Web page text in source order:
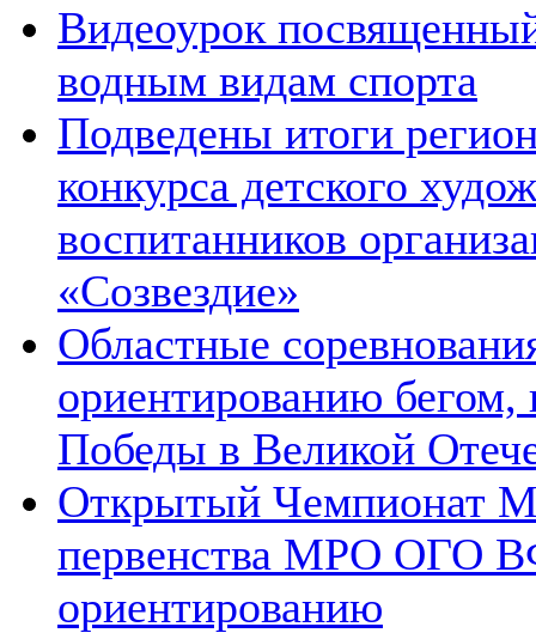
Видеоурок
водным видам спорта
Подведены итоги
конкурса детского
воспитанников
«Созвездие»
Областные
ориентированию
Победы в Великой
Открытый
первенства МРО ОГО
ориентированию